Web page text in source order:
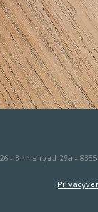
- Binnenpad 29a -